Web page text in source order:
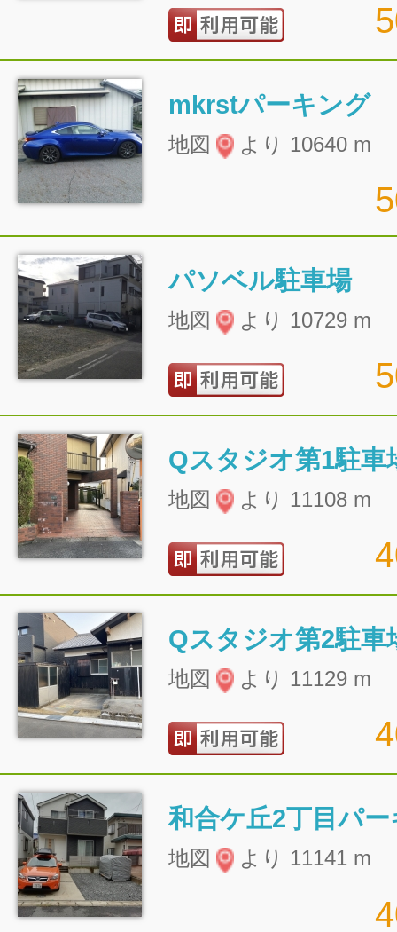
mkrstパーキング
地図 より 10640 m
パソベル駐車場
地図 より 10729 m
Qスタジオ第1駐車
地図 より 11108 m
Qスタジオ第2駐車
地図 より 11129 m
和合ケ丘2丁目パ
地図 より 11141 m